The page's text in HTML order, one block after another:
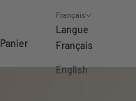
Français
Langue
Français
English
Panier